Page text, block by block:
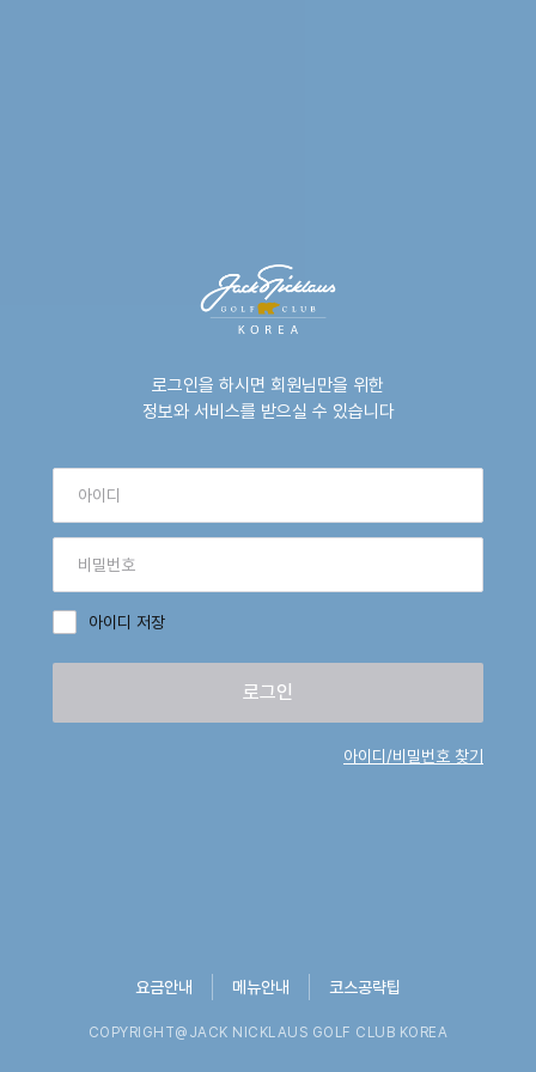
요금안내 메뉴안내 코스공략팁
로그인을 하시면 회원님만을 위한
정보와 서비스를 받으실 수 있습니다
아이디 저장
로그인
아이디/비밀번호 찾기
COPYRIGHT@JACK NICKLAUS GOLF CLUB KOREA